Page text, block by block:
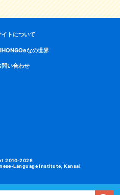
イトについて
なの世界
問い合わせ
2010-2026
Language Institute, Kansai